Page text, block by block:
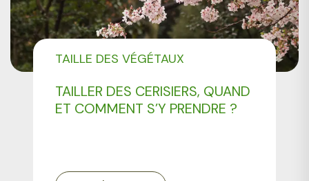
TAILLER DES CERISIERS, QUAND
ET COMMENT S’Y PRENDRE ?
TAILLE DES VÉGÉTAUX